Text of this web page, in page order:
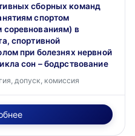
сборных команд
спортом
соревнованиям) в
спортивной
при болезнях нервной
сон – бодрствование
допуск, комиссия